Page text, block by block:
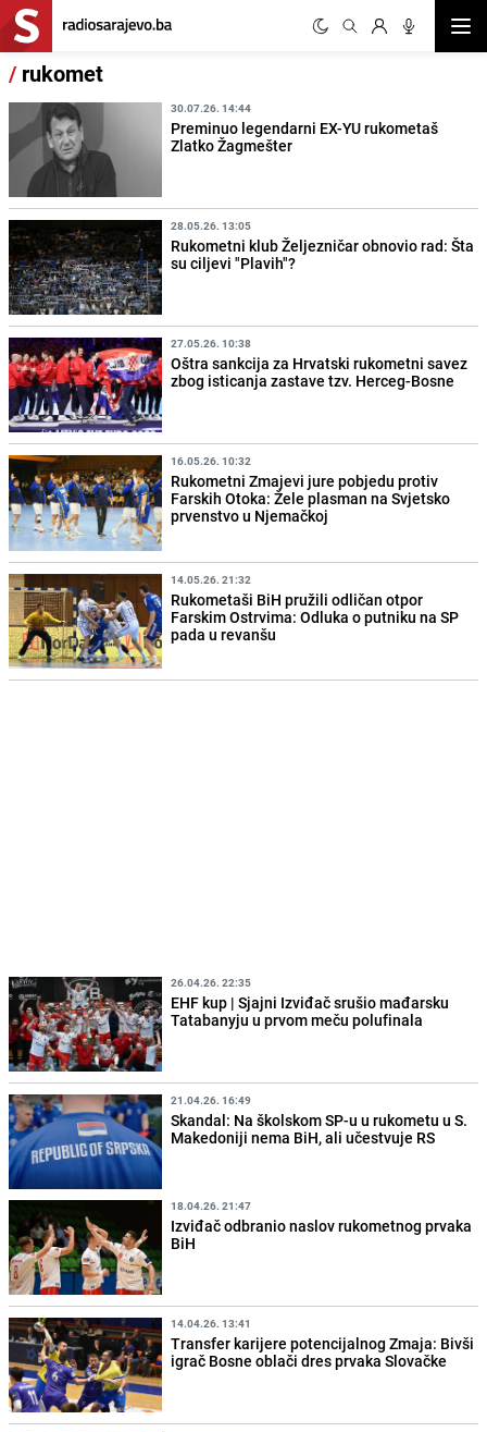
/ rukomet
30.07.26. 14:44
Preminuo legendarni EX-YU rukometaš
Zlatko Žagmešter
28.05.26. 13:05
Rukometni klub Željezničar obnovio rad: Šta
su ciljevi "Plavih"?
27.05.26. 10:38
Oštra sankcija za Hrvatski rukometni savez
zbog isticanja zastave tzv. Herceg-Bosne
16.05.26. 10:32
Rukometni Zmajevi jure pobjedu protiv
Farskih Otoka: Žele plasman na Svjetsko
prvenstvo u Njemačkoj
14.05.26. 21:32
Rukometaši BiH pružili odličan otpor
Farskim Ostrvima: Odluka o putniku na SP
pada u revanšu
26.04.26. 22:35
EHF kup | Sjajni Izviđač srušio mađarsku
Tatabanyju u prvom meču polufinala
21.04.26. 16:49
Skandal: Na školskom SP-u u rukometu u S.
Makedoniji nema BiH, ali učestvuje RS
18.04.26. 21:47
Izviđač odbranio naslov rukometnog prvaka
BiH
14.04.26. 13:41
Transfer karijere potencijalnog Zmaja: Bivši
igrač Bosne oblači dres prvaka Slovačke